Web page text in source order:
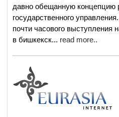
давно обещанную
государственного
почти часового
в бишкекск... read more..